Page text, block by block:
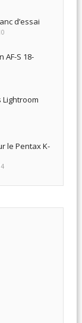
d’essai
AF-S 18-
Lightroom
le Pentax K-